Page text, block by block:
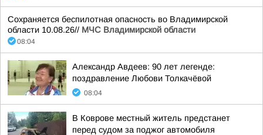
Сохраняется беспилотная опасность во Владимирской
области 10.08.26// МЧС Владимирской области
08:04
Александр Авдеев: 90 лет легенде:
поздравление Любови Толкачёвой
08:04
В Коврове местный житель предстанет
перед судом за поджог автомобиля